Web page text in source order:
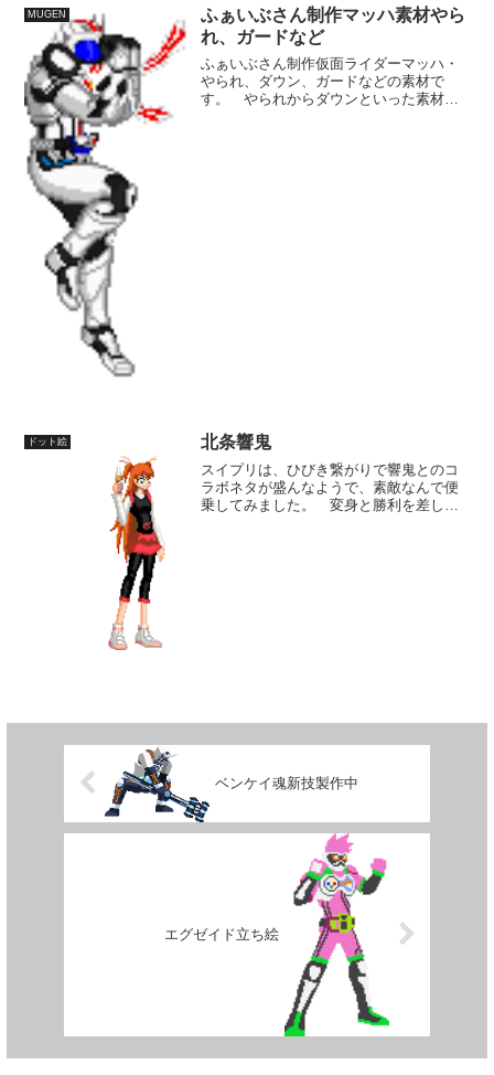
滞空時間のからみで不自然になりかねな
いので、いじるのはやめてお...
MUGEN
ふぁいぶさん制作マッハ素材やら
れ、ガードなど
ふぁいぶさん制作仮面ライダーマッハ・
やられ、ダウン、ガードなどの素材で
す。 やられからダウンといった素材が
ドット絵 北条響鬼
スイプリは、ひびき繋がりで響鬼とのコ
ラボネタが盛んなようで、素敵なんで便
乗してみました。 変身と勝利を差し換
ベンケイ魂新技製作中
エグゼイド立ち絵